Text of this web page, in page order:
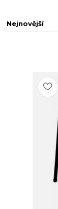
Nejnovější